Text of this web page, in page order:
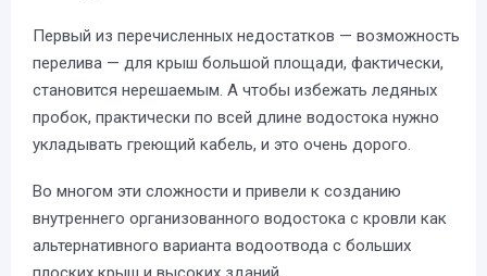
Первый из перечисленных недостатков — возможность
перелива — для крыш большой площади, фактически,
становится нерешаемым. А чтобы избежать ледяных
пробок, практически по всей длине водостока нужно
укладывать греющий кабель, и это очень дорого.
Во многом эти сложности и привели к созданию
внутреннего организованного водостока с кровли как
альтернативного варианта водоотвода с больших